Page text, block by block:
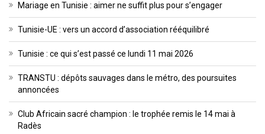
Mariage en Tunisie : aimer ne suffit plus pour s’engager
Tunisie-UE : vers un accord d’association rééquilibré
Tunisie : ce qui s’est passé ce lundi 11 mai 2026
TRANSTU : dépôts sauvages dans le métro, des poursuites
annoncées
Club Africain sacré champion : le trophée remis le 14 mai à
Radès